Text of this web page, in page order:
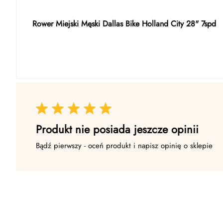
Rower Miejski Męski Dallas Bike Holland City 28" 7spd
Produkt nie posiada jeszcze opinii
Bądź pierwszy - oceń produkt i napisz opinię o sklepie